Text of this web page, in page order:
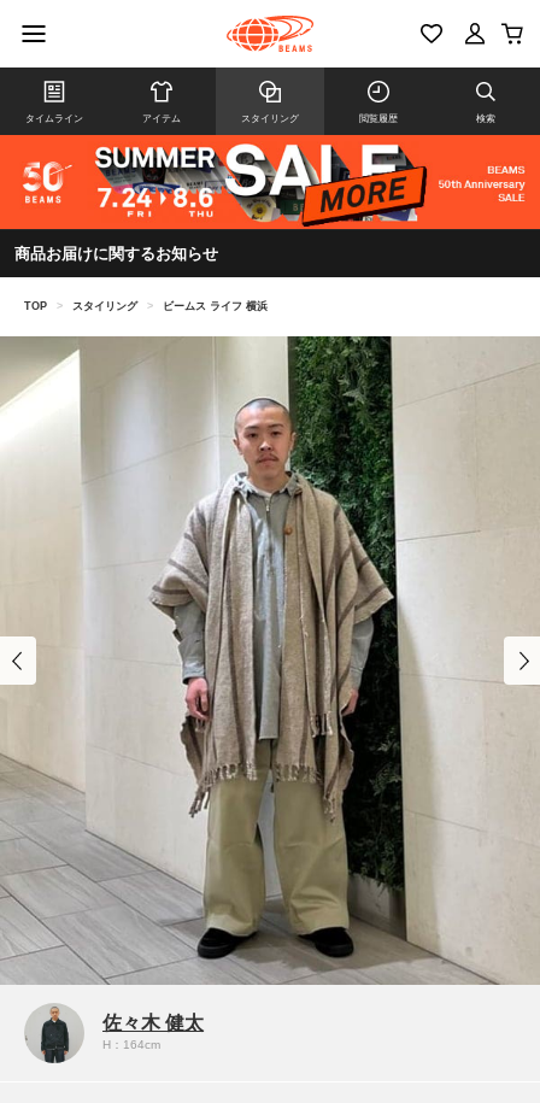
タイムライン アイテム スタイリング 閲覧履歴 検索
商品お届けに関するお知らせ
TOP > スタイリング > ビームス ライフ 横浜
佐々木 健太
H：164cm